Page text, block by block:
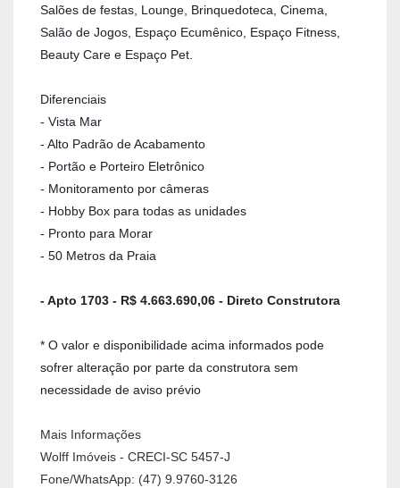
Salões de festas, Lounge, Brinquedoteca, Cinema,
Salão de Jogos, Espaço Ecumênico, Espaço Fitness,
Beauty Care e Espaço Pet.
Diferenciais
- Vista Mar
- Alto Padrão de Acabamento
- Portão e Porteiro Eletrônico
- Monitoramento por câmeras
- Hobby Box para todas as unidades
- Pronto para Morar
- 50 Metros da Praia
- Apto 1703 - R$ 4.663.690,06 - Direto Construtora
* O valor e disponibilidade acima informados pode
sofrer alteração por parte da construtora sem
necessidade de aviso prévio
Mais Informações
Wolff Imóveis - CRECI-SC 5457-J
Fone/WhatsApp: (47) 9.9760-3126